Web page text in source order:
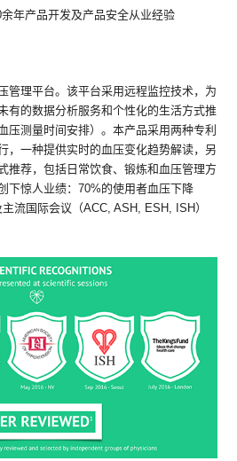
年产品开发及产品安全从业经验
管理平台。该平台采用远程监控技术，为
有的数据分析服务和个性化的生活方式推
压测量时间安排）。本产品采用两种专利
，一种提供实时的血压变化趋势解读，另
推荐，包括日常饮食、锻炼和血压管理方
下惊人业绩：70%的使用者血压下降
流国际会议（ACC, ASH, ESH, ISH）